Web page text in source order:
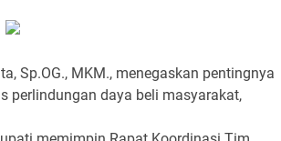
Sp.OG., MKM., menegaskan pentingnya
perlindungan daya beli masyarakat,